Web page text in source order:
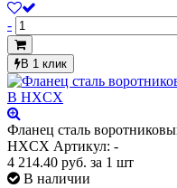
-
В 1 клик
Фланец сталь
HXCX Артикул: -
4 214.40 руб. за 1 шт
В наличии